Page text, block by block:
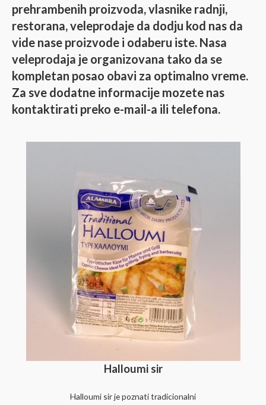
prehrambenih proizvoda, vlasnike radnji,
restorana, veleprodaje da dodju kod nas da
vide nase proizvode i odaberu iste. Nasa
veleprodaja je organizovana tako da se
kompletan posao obavi za optimalno vreme.
Za sve dodatne informacije mozete nas
kontaktirati preko e-mail-a ili telefona.
Halloumi sir
Halloumi sir je poznati tradicionalni